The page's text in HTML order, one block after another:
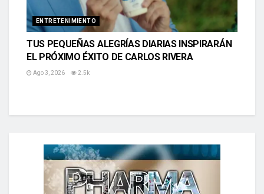
ENTRETENIMIENTO
TUS PEQUEÑAS ALEGRÍAS DIARIAS INSPIRARÁN
EL PRÓXIMO ÉXITO DE CARLOS RIVERA
Ago 3, 2026 2.5k